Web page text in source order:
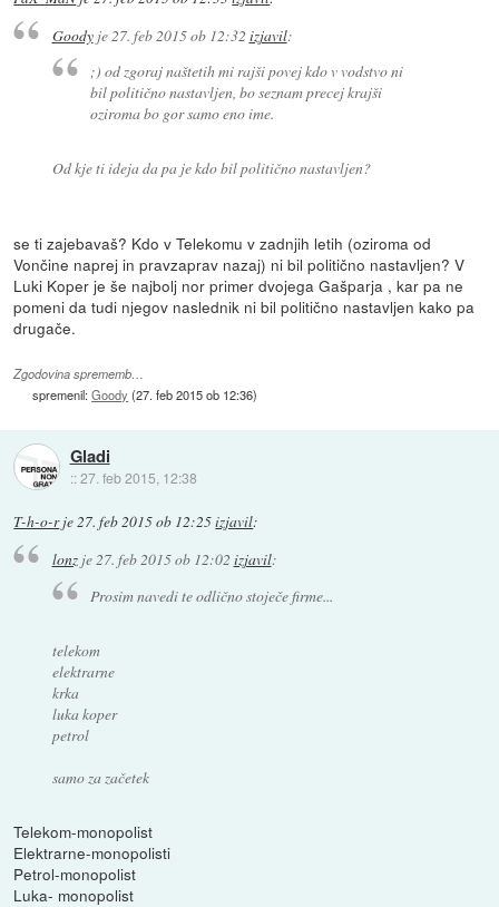
Goodyje 27. feb 2015 ob 12:32 izjavil:
;) od zgoraj naštetih mi rajši povej kdo v vodstvo ni
bil politično nastavljen, bo seznam precej krajši
oziroma bo gor samo eno ime.
Od kje ti ideja da pa je kdo bil politično nastavljen?
se ti zajebavaš? Kdo v Telekomu v zadnjih letih (oziroma od
Vončine naprej in pravzaprav nazaj) ni bil politično nastavljen? V
Luki Koper je še najbolj nor primer dvojega Gašparja , kar pa ne
pomeni da tudi njegov naslednik ni bil politično nastavljen kako pa
drugače.
Zgodovina sprememb…
spremenil:Goody (27. feb 2015 ob 12:36)
Gladi
::27. feb 2015, 12:38
T-h-o-rje27. feb 2015 ob 12:25izjavil:
lonzje27. feb 2015 ob 12:02 izjavil:
Prosim navedi te odlično stoječe firme...
telekom
elektrarne
krka
luka koper
petrol
samo za začetek
Telekom-monopolist
Elektrarne-monopolisti
Petrol-monopolist
Luka- monopolist